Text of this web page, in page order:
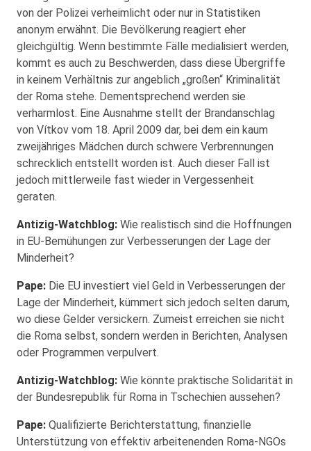
von der Polizei verheimlicht oder nur in Statistiken
anonym erwähnt. Die Bevölkerung reagiert eher
gleichgültig. Wenn bestimmte Fälle medialisiert werden,
kommt es auch zu Beschwerden, dass diese Übergriffe
in keinem Verhältnis zur angeblich „großen“ Kriminalität
der Roma stehe. Dementsprechend werden sie
verharmlost. Eine Ausnahme stellt der Brandanschlag
von Vítkov vom 18. April 2009 dar, bei dem ein kaum
zweijähriges Mädchen durch schwere Verbrennungen
schrecklich entstellt worden ist. Auch dieser Fall ist
jedoch mittlerweile fast wieder in Vergessenheit
geraten.
Antizig-Watchblog: Wie realistisch sind die Hoffnungen
in EU-Bemühungen zur Verbesserungen der Lage der
Minderheit?
Pape: Die EU investiert viel Geld in Verbesserungen der
Lage der Minderheit, kümmert sich jedoch selten darum,
wo diese Gelder versickern. Zumeist erreichen sie nicht
die Roma selbst, sondern werden in Berichten, Analysen
oder Programmen verpulvert.
Antizig-Watchblog: Wie könnte praktische Solidarität in
der Bundesrepublik für Roma in Tschechien aussehen?
Pape: Qualifizierte Berichterstattung, finanzielle
Unterstützung von effektiv arbeitenenden Roma-NGOs